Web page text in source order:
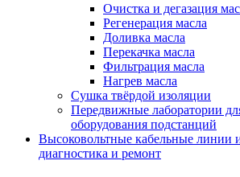
Очистка и дегазация
Регенерация масла
Доливка масла
Перекачка масла
Фильтрация масла
Нагрев масла
Сушка твёрдой изоляции
Передвижные лаборатории
оборудования подстанций
Высоковольтные кабельные
диагностика и ремонт